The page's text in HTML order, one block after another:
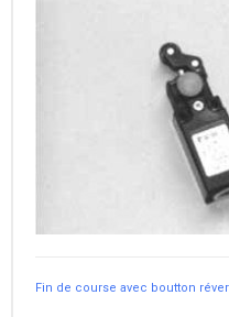
Fin de course avec boutton